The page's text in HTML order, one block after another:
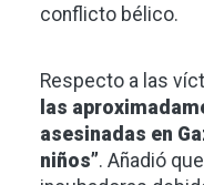
conflicto bélico.
Respecto a las
las
asesinadas en
niños”. Añadió